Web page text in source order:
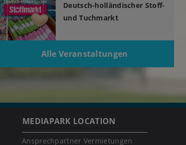
Deutsch-holländischer Stoff-
und Tuchmarkt
Alle Veranstaltungen
MEDIAPARK LOCATION
Ansprechpartner Vermietungen